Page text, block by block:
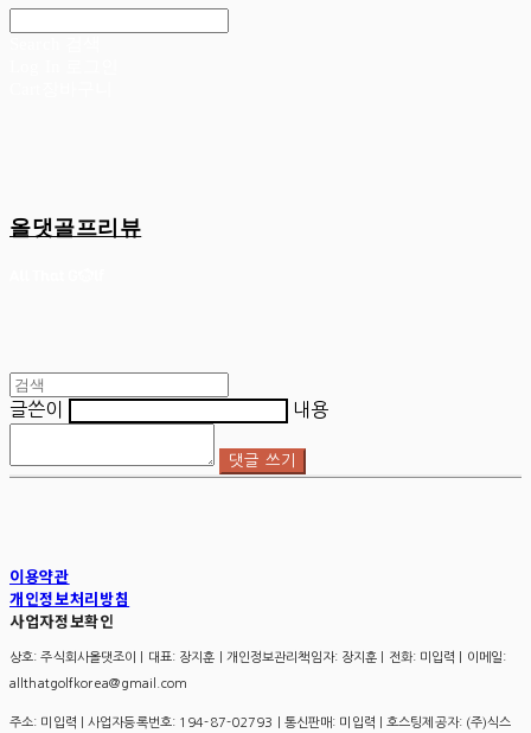
올댓골프리뷰
글쓴이 내용
댓글 쓰기
이용약관
개인정보처리방침
사업자정보확인
상호: 주식회사올댓조이 | 대표: 장지훈 | 개인정보관리책임자: 장지훈 | 전화: 미입력 | 이메일:
allthatgolfkorea@gmail.com
주소: 미입력 | 사업자등록번호: 194-87-02793 | 통신판매: 미입력 | 호스팅제공자: (주)식스